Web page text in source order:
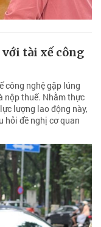
tài xế công
công nghệ gặp lúng
nộp thuế. Nhằm thực
lượng lao động này,
hỏi đề nghị cơ quan